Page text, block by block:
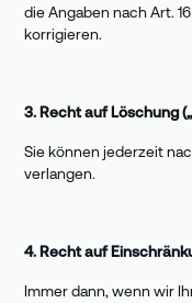
die Angaben nach Art.
korrigieren.
3. Recht auf Löschung
Sie können jederzeit
verlangen.
4. Recht auf
Immer dann, wenn wir